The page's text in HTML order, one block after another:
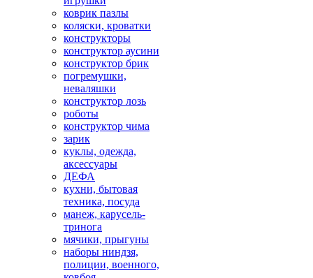
коврик пазлы
коляски, кроватки
конструкторы
конструктор аусини
конструктор брик
погремушки,
неваляшки
конструктор лозь
роботы
конструктор чима
зарик
куклы, одежда,
аксессуары
ДЕФА
кухни, бытовая
техника, посуда
манеж, карусель-
тринога
мячики, прыгуны
наборы ниндзя,
полиции, военного,